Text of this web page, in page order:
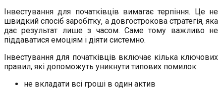
Інвестування для початківців вимагає терпіння. Це не
швидкий спосіб заробітку, а довгострокова стратегія, яка
дає результат лише з часом. Саме тому важливо не
піддаватися емоціям і діяти системно.
Інвестування для початківців включає кілька ключових
правил, які допоможуть уникнути типових помилок:
не вкладати всі гроші в один актив